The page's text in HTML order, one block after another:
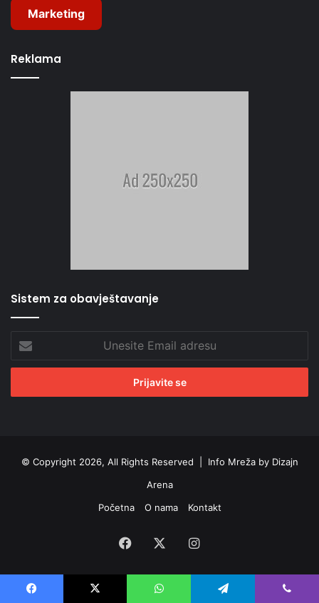
Marketing
Reklama
Sistem za obavještavanje
Email
adresu
© Copyright 2026, All Rights Reserved | Info Mreža by Dizajn
Arena
Početna
O nama Kontakt
Facebook Instagram